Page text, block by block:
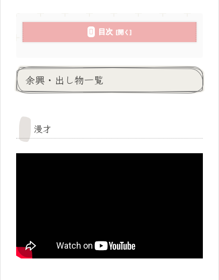
目次
余興・出し物一覧
漫才